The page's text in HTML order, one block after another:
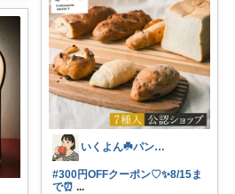
いくよん☘️パンのある暮らし✨
#300円OFFクーポン♡✨8/15ま
で⏰ ...